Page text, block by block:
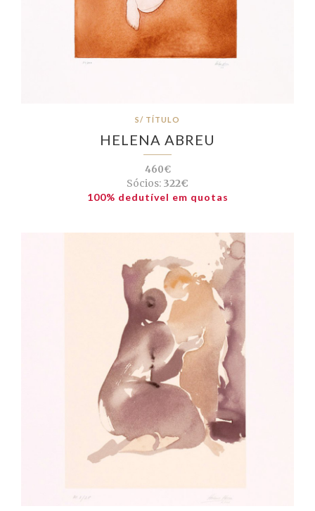
S/ TÍTULO
HELENA ABREU
460€
Sócios: 322€
100% dedutível em quotas